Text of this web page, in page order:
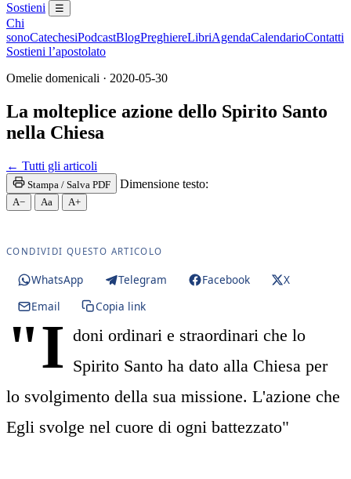
Sostieni ☰
Chi
sonoCatechesiPodcastBlogPreghiereLibriAgendaCalendarioContatti
Sostieni l’apostolato
Omelie domenicali · 2020-05-30
La molteplice azione dello Spirito Santo
nella Chiesa
← Tutti gli articoli
Stampa / Salva PDF Dimensione testo:
A− Aa A+
CONDIVIDI QUESTO ARTICOLO
WhatsApp Telegram Facebook
X
Email
Copia link
"I doni ordinari e straordinari che lo
Spirito Santo ha dato alla Chiesa per
lo svolgimento della sua missione. L'azione che
Egli svolge nel cuore di ogni battezzato"